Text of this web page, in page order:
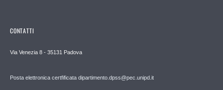
CONTATTI
Via Venezia 8 - 35131 Padova
Posta elettronica certfificata dipartimento.dpss@pec.unipd.it